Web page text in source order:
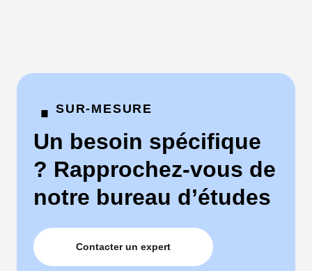
· SUR-MESURE
Un besoin spécifique
? Rapprochez-vous de
notre bureau d’études
Contacter un expert